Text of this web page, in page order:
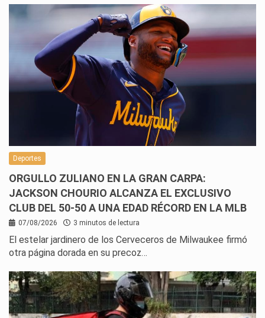
Deportes
ORGULLO ZULIANO EN LA GRAN CARPA:
JACKSON CHOURIO ALCANZA EL EXCLUSIVO
CLUB DEL 50-50 A UNA EDAD RÉCORD EN LA MLB
07/08/2026 3 minutos de lectura
El estelar jardinero de los Cerveceros de Milwaukee firmó
otra página dorada en su precoz…